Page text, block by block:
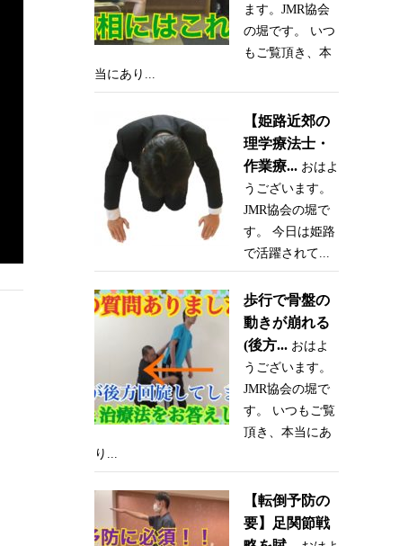
ます。JMR協会
の堀です。 いつ
もご覧頂き、本
当にあり...
【姫路近郊の
理学療法士・
作業療... おはよ
うございます。
JMR協会の堀で
す。 今日は姫路
で活躍されて...
歩行で骨盤の
動きが崩れる
(後方... おはよ
うございます。
JMR協会の堀で
す。 いつもご覧
頂き、本当にあ
り...
【転倒予防の
要】足関節戦